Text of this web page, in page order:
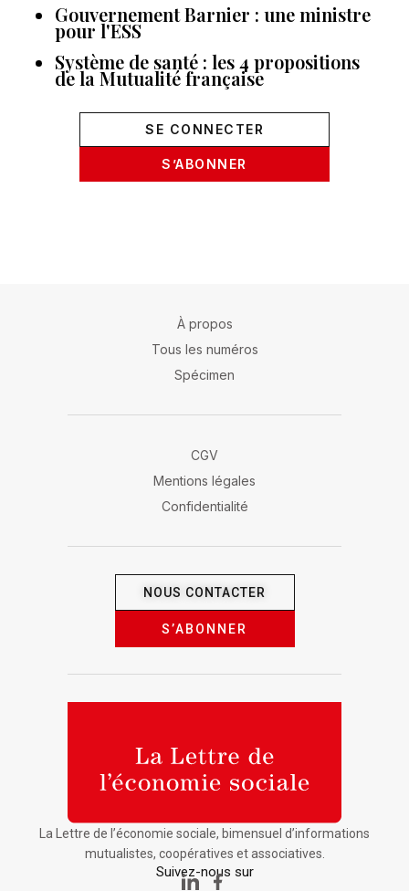
Gouvernement Barnier : une ministre
pour l'ESS
Système de santé : les 4 propositions
de la Mutualité française
SE CONNECTER
S’ABONNER
La Lettre de l’économie sociale, bimensuel d’informations
mutualistes, coopératives et associatives.
Suivez-nous sur
À propos
Tous les numéros
Spécimen
CGV
Mentions légales
Confidentialité
NOUS CONTACTER
S’ABONNER